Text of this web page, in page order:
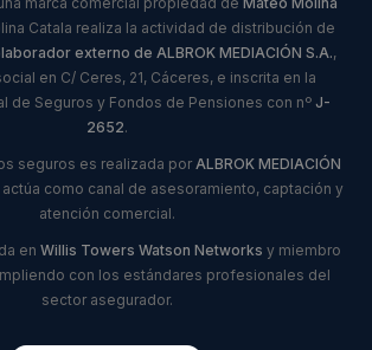
Catala realiza la actividad de distribución de
externo de ALBROK MEDIACIÓN S.A.,
en C/ Ceres, 21, Cáceres, e inscrita en la
de Seguros y Fondos de Pensiones con nº J-
2652.
seguros es realizada por ALBROK MEDIACIÓN
como canal de asesoramiento, captación y
atención comercial.
en Willis Towers Watson Networks y miembro
con los estándares profesionales del
sector asegurador.